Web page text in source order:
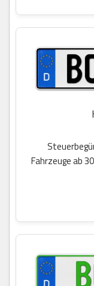
Fahrzeuge ab